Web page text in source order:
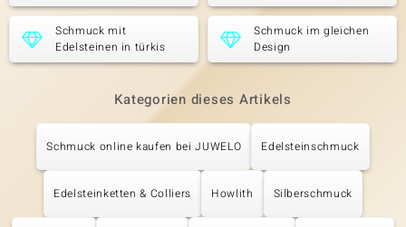
Schmuck mit
Edelsteinen in türkis
Schmuck im gleichen
Design
Kategorien dieses Artikels
Schmuck online kaufen bei JUWELO Edelsteinschmuck
Edelsteinketten & Colliers Howlith Silberschmuck